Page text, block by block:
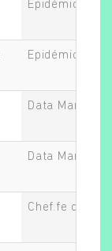
Data Manager
Data Manager
Chef.fe de